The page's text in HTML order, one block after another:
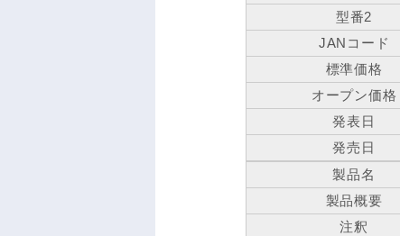
型番2
JANコード
標準価格
オープン価格
発表日
発売日
製品名
製品概要
注釈